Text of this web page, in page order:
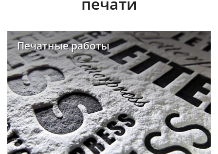
Печатные работы